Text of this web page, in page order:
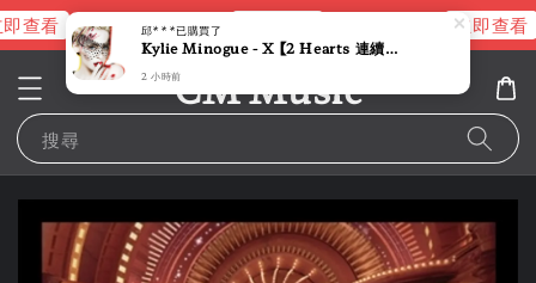
查看 進擊的巨人片頭曲 立即查看
CM Music
搜尋
邱***已購買了
Kylie Minogue - X 【2 Hearts 連續單曲 Kylie 電子流行最強回歸】 (黑膠唱片 LP)
2 小時前